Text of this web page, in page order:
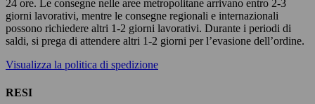
24 ore. Le consegne nelle aree metropolitane arrivano entro 2-3
giorni lavorativi, mentre le consegne regionali e internazionali
possono richiedere altri 1-2 giorni lavorativi. Durante i periodi di
saldi, si prega di attendere altri 1-2 giorni per l’evasione dell’ordine.
Visualizza la politica di spedizione
RESI